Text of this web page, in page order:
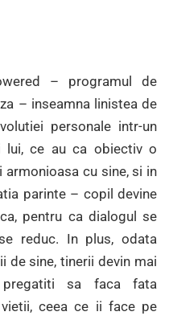
– programul de
– inseamna linistea de
personale intr-un
lui, ce au ca obiectiv o
armonioasa cu sine, si in
parinte – copil devine
pentru ca dialogul se
reduc. In plus, odata
de sine, tinerii devin mai
pregatiti sa faca fata
ceea ce ii face pe